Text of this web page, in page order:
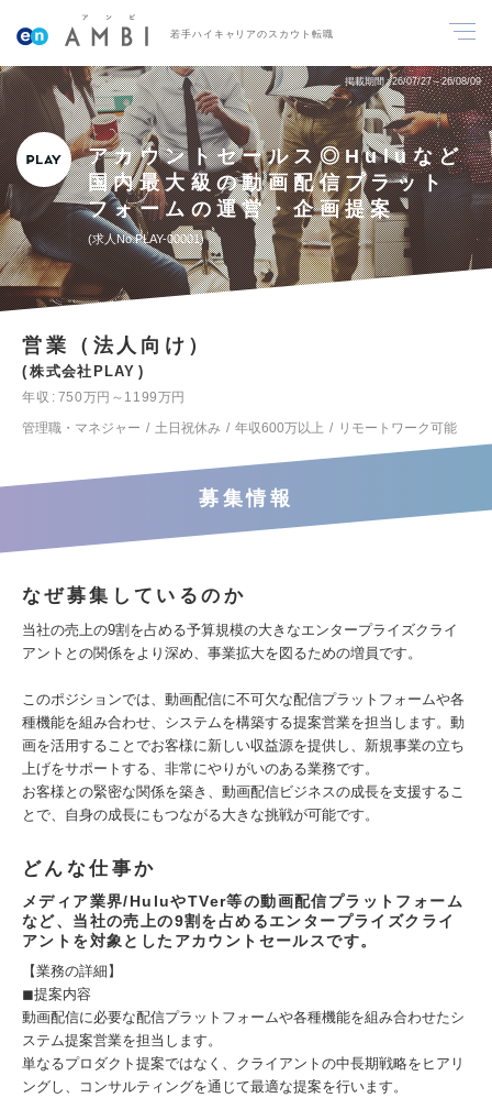
若手ハイキャリアのスカウト転職
掲載期間 26/07/27～26/08/09
アカウントセールス◎Huluなど
国内最大級の動画配信プラット
フォームの運営・企画提案
求人No.PLAY-00001
営業（法人向け）
株式会社PLAY
年収
750万円～1199万円
管理職・マネジャー
土日祝休み 年収600万以上 リモートワーク可能
募集情報
なぜ募集しているのか
当社の売上の9割を占める予算規模の大きなエンタープライズクライ
アントとの関係をより深め、事業拡大を図るための増員です。
このポジションでは、動画配信に不可欠な配信プラットフォームや各
種機能を組み合わせ、システムを構築する提案営業を担当します。動
画を活用することでお客様に新しい収益源を提供し、新規事業の立ち
上げをサポートする、非常にやりがいのある業務です。
お客様との緊密な関係を築き、動画配信ビジネスの成長を支援するこ
とで、自身の成長にもつながる大きな挑戦が可能です。
どんな仕事か
メディア業界/HuluやTVer等の動画配信プラットフォーム
など、当社の売上の9割を占めるエンタープライズクライ
アントを対象としたアカウントセールスです。
【業務の詳細】
◼︎提案内容
動画配信に必要な配信プラットフォームや各種機能を組み合わせたシ
ステム提案営業を担当します。
単なるプロダクト提案ではなく、クライアントの中長期戦略をヒアリ
ングし、コンサルティングを通じて最適な提案を行います。